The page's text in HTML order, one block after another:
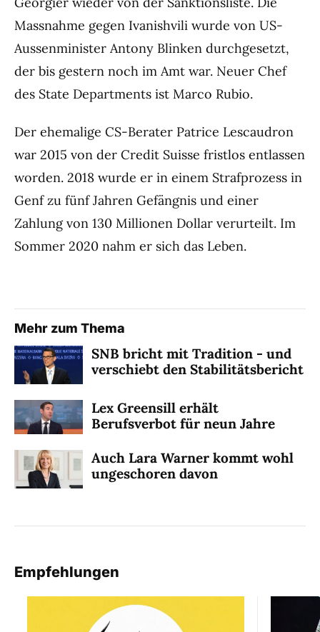
Massnahme gegen Ivanishvili wurde von US-
Aussenminister Antony Blinken durchgesetzt,
der bis gestern noch im Amt war. Neuer Chef
des State Departments ist Marco Rubio.
Der ehemalige CS-Berater Patrice Lescaudron
war 2015 von der Credit Suisse fristlos entlassen
worden. 2018 wurde er in einem Strafprozess in
Genf zu fünf Jahren Gefängnis und einer
Zahlung von 130 Millionen Dollar verurteilt. Im
Sommer 2020 nahm er sich das Leben.
Mehr zum Thema
SNB bricht mit Tradition - und
verschiebt den Stabilitätsbericht
Lex Greensill erhält
Berufsverbot für neun Jahre
Auch Lara Warner kommt wohl
ungeschoren davon
Empfehlungen